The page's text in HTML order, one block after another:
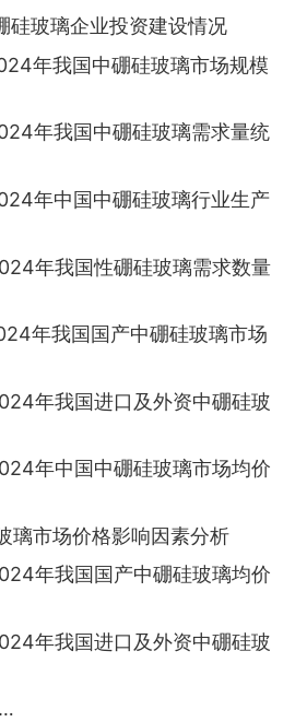
硅玻璃企业投资建设情况
年我国中硼硅玻璃市场规模
年我国中硼硅玻璃需求量统
年中国中硼硅玻璃行业生产
年我国性硼硅玻璃需求数量
年我国国产中硼硅玻璃市场
年我国进口及外资中硼硅玻
年中国中硼硅玻璃市场均价
璃市场价格影响因素分析
年我国国产中硼硅玻璃均价
年我国进口及外资中硼硅玻